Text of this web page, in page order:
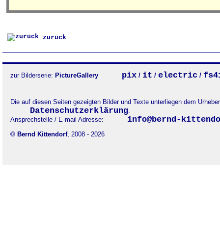
zurück
zur Bilderserie: PictureGallery pix / it / electric /
Die auf diesen Seiten gezeigten Bilder und Texte unterliegen dem
Datenschutzerklärung.
Ansprechstelle / E-mail Adresse:
info@bernd-
© Bernd Kittendorf, 2008 - 2026